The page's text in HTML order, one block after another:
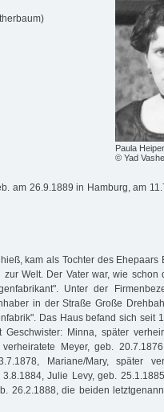
Paula
© Yad
am 26.9.1889 in Hamburg, am
kam als Tochter des Ehepaars
Welt. Der Vater war, wie schon
Unter der
in der Straße Große
Das Haus befand sich seit
Geschwister: Minna, später
Meyer, geb.
Mariane/Mary, später
Julie Levy, geb.
26.2.1888, die beiden